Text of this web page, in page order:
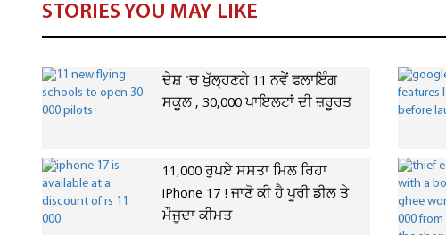
STORIES YOU MAY LIKE
ਦੇਸ਼ 'ਚ ਖੁੱਲ੍ਹਣਗੇ 11 ਨਵੇਂ ਫਲਾਇੰਗ
ਸਕੂਲ , 30,000 ਪਾਇਲਟਾਂ ਦੀ ਜ਼ਰੂਰਤ
11,000 ਰੁਪਏ ਸਸਤਾ ਮਿਲ ਰਿਹਾ
iPhone 17 ! ਜਾਣੋ ਕੀ ਹੈ ਪੂਰੀ ਡੀਲ ਤੇ
ਮੌਜੂਦਾ ਕੀਮਤ